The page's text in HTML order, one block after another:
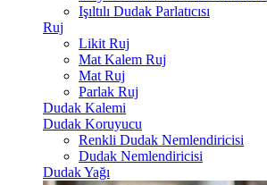
Işıltılı Dudak Parlatıcısı
Ruj
Likit Ruj
Mat Kalem Ruj
Mat Ruj
Parlak Ruj
Dudak Kalemi
Dudak Koruyucu
Renkli Dudak Nemlendiricisi
Dudak Nemlendiricisi
Dudak Yağı